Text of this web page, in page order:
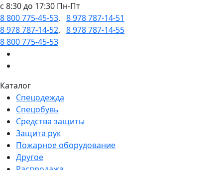
c 8:30 до 17:30 Пн-Пт
8 800 775-45-53, 8 978 787-14-51
8 978 787-14-52, 8 978 787-14-55
8 800 775-45-53
Каталог
Спецодежда
Спецобувь
Средства защиты
Защита рук
Пожарное оборудование
Другое